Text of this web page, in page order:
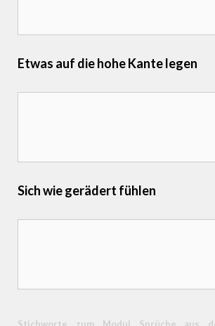
Etwas auf die hohe Kante legen
Sich wie gerädert fühlen